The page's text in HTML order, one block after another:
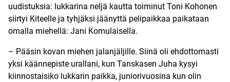
uudistuksia: lukkarina neljä kautta toiminut Toni Kohonen
siirtyi Kiteelle ja tyhjäksi jäänyttä pelipaikkaa paikataan
omalla miehellä: Jani Komulaisella.
– Pääsin kovan miehen jalanjäljille. Siinä oli ehdottomasti
yksi käännepiste urallani, kun Tanskasen Juha kysyi
kiinnostaisiko lukkarin paikka, juniorivuosina kun olin